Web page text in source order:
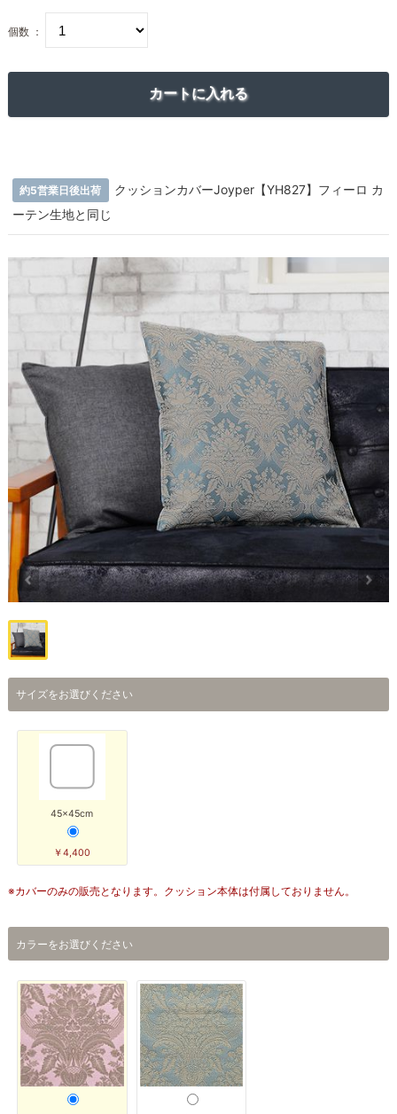
個数 ：
約5営業日後出荷
クッションカバーJoyper【YH827】フィーロ カ
ーテン生地と同じ
サイズをお選びください
45×45cm
￥4,400
※カバーのみの販売となります。クッション本体は付属しておりません。
カラーをお選びください